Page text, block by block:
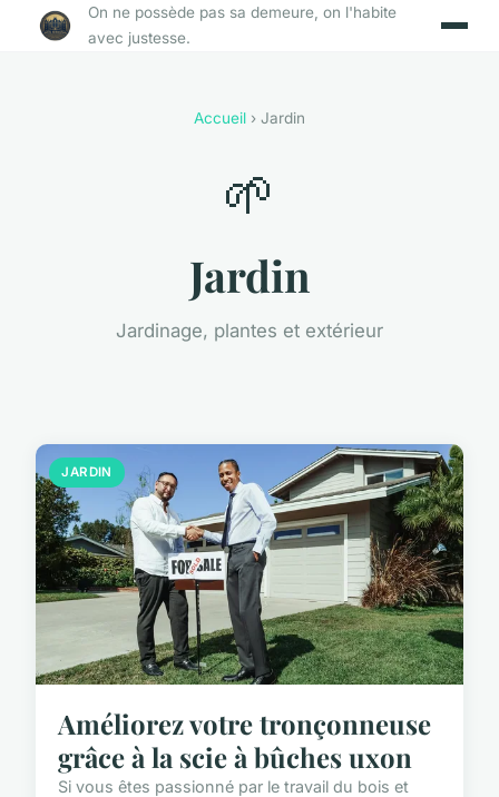
On ne possède pas sa demeure, on l'habite
avec justesse.
Accueil › Jardin
🌱
Jardin
Jardinage, plantes et extérieur
JARDIN
Améliorez votre tronçonneuse
grâce à la scie à bûches uxon
Si vous êtes passionné par le travail du bois et